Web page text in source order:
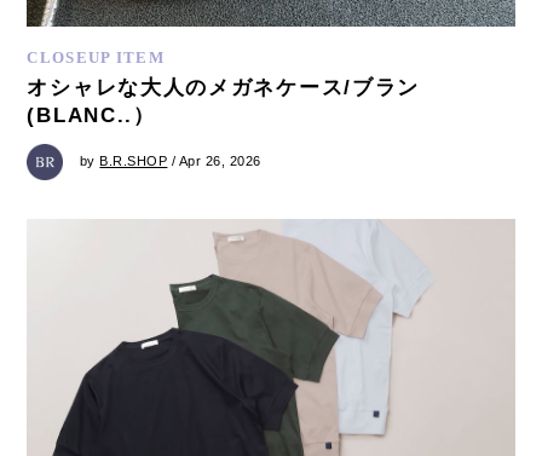
CLOSEUP ITEM
オシャレな大人のメガネケース/ブラン
(BLANC..）
byB.R.SHOP / Apr 26, 2026